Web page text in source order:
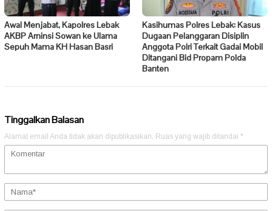
Awal Menjabat, Kapolres Lebak
AKBP Arninsi Sowan ke Ulama
Sepuh Mama KH Hasan Basri
Kasihumas Polres Lebak: Kasus
Dugaan Pelanggaran Disiplin
Anggota Polri Terkait Gadai Mobil
Ditangani Bid Propam Polda
Banten
Tinggalkan Balasan
Alamat email Anda tidak akan dipublikasikan. Ruas yang wajib ditandai *